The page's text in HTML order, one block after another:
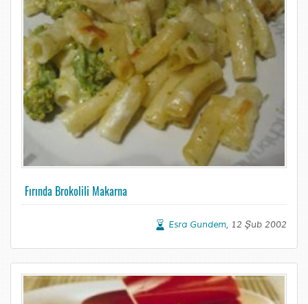
Fırında Brokolili Makarna
Esra Gundem, 12 Şub 2002